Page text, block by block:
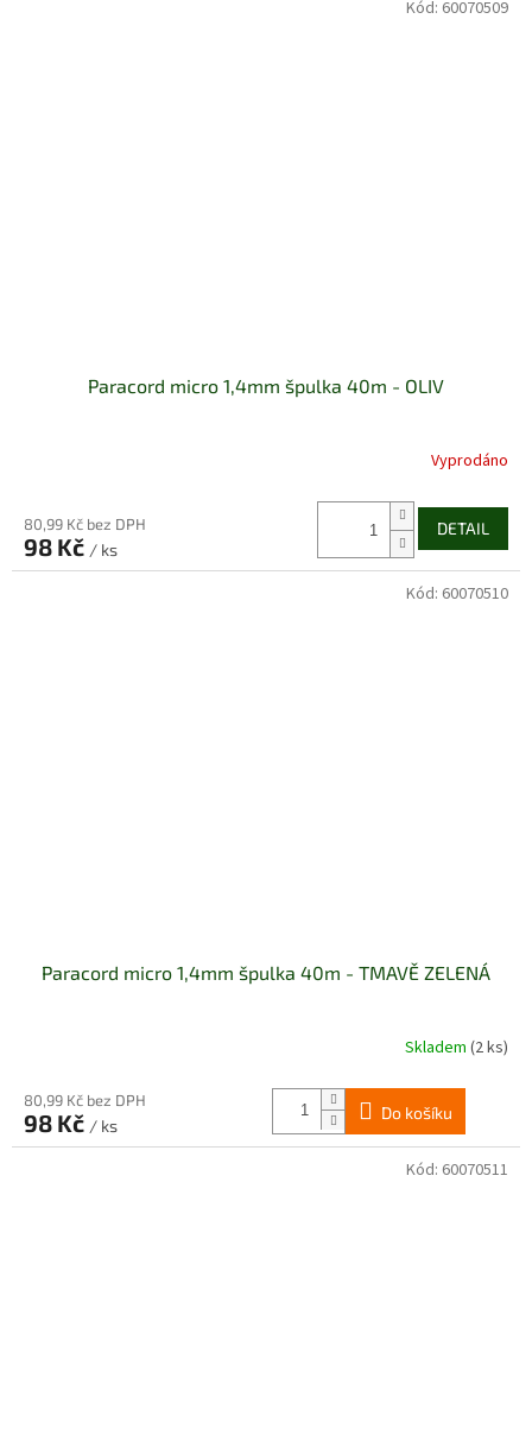
Paracord micro 1,4mm špulka 40m - OLIV
je
5,0
z
Vyprodáno
80,99 Kč bez DPH
98 Kč / ks
DETAIL
Kód: 60070509
Paracord micro 1,4mm špulka 40m - TMAVĚ ZELENÁ
Skladem (2 ks)
80,99 Kč bez DPH
98 Kč / ks
Do košíku
Kód: 60070510
Kód: 60070511